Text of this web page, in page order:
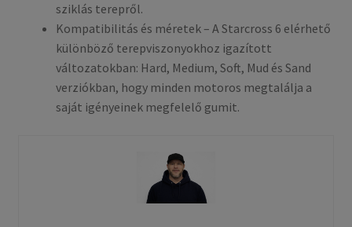
sziklás terepről.
Kompatibilitás és méretek – A Starcross 6 elérhető
különböző terepviszonyokhoz igazított
változatokban: Hard, Medium, Soft, Mud és Sand
verziókban, hogy minden motoros megtalálja a
saját igényeinek megfelelő gumit.